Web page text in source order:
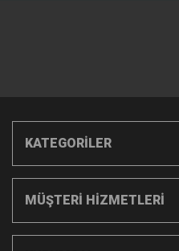
KATEGORİLER
MÜŞTERİ HİZMETLERİ